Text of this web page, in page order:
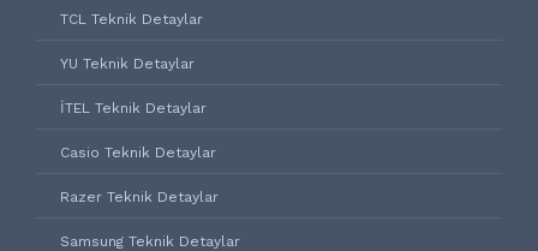
TCL Teknik Detaylar
YU Teknik Detaylar
İTEL Teknik Detaylar
Casio Teknik Detaylar
Razer Teknik Detaylar
Samsung Teknik Detaylar